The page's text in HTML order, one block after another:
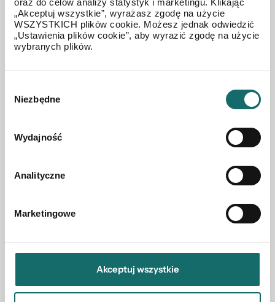
oraz do celów analizy statystyk i marketingu. Klikając
„Akceptuj wszystkie”, wyrażasz zgodę na użycie
WSZYSTKICH plików cookie. Możesz jednak odwiedzić
„Ustawienia plików cookie”, aby wyrazić zgodę na użycie
wybranych plików.
zgody
Niezbędne
Wydajność
Analityczne
Marketingowe
Akceptuj wszystkie
Mały domek w sercu Radzionkowa !
440 000 PLN